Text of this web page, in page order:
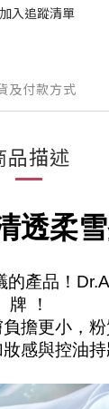
加入追蹤清單
及付款方式
品描述
透柔
的產品！
牌 ！
負擔更小，
感與控油